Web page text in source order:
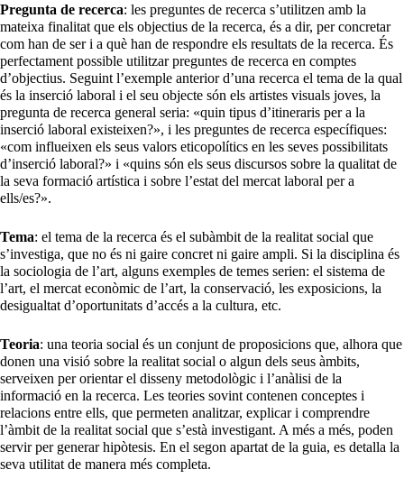
Pregunta de recerca: les preguntes de recerca s’utilitzen amb la
mateixa finalitat que els objectius de la recerca, és a dir, per concretar
com han de ser i a què han de respondre els resultats de la recerca. És
perfectament possible utilitzar preguntes de recerca en comptes
d’objectius. Seguint l’exemple anterior d’una recerca el tema de la qual
és la inserció laboral i el seu objecte són els artistes visuals joves, la
pregunta de recerca general seria: «quin tipus d’itineraris per a la
inserció laboral existeixen?», i les preguntes de recerca específiques:
«com influeixen els seus valors eticopolítics en les seves possibilitats
d’inserció laboral?» i «quins són els seus discursos sobre la qualitat de
la seva formació artística i sobre l’estat del mercat laboral per a
ells/es?».
Tema: el tema de la recerca és el subàmbit de la realitat social que
s’investiga, que no és ni gaire concret ni gaire ampli. Si la disciplina és
la sociologia de l’art, alguns exemples de temes serien: el sistema de
l’art, el mercat econòmic de l’art, la conservació, les exposicions, la
desigualtat d’oportunitats d’accés a la cultura, etc.
Teoria: una teoria social és un conjunt de proposicions que, alhora que
donen una visió sobre la realitat social o algun dels seus àmbits,
serveixen per orientar el disseny metodològic i l’anàlisi de la
informació en la recerca. Les teories sovint contenen conceptes i
relacions entre ells, que permeten analitzar, explicar i comprendre
l’àmbit de la realitat social que s’està investigant. A més a més, poden
servir per generar hipòtesis. En el segon apartat de la guia, es detalla la
seva utilitat de manera més completa.